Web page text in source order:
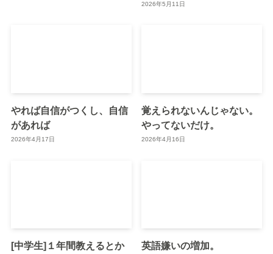
2026年5月11日
やれば自信がつくし、自信
があれば
2026年4月17日
覚えられないんじゃない。
やってないだけ。
2026年4月16日
[中学生]１年間教えるとか
英語嫌いの増加。